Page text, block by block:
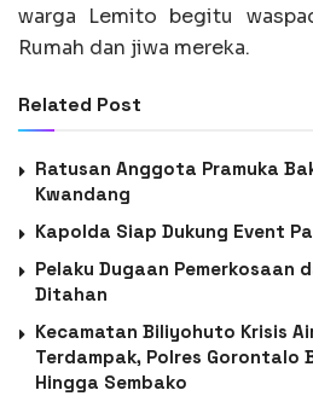
warga Lemito begitu
Rumah dan jiwa mereka.
Related Post
Ratusan Anggota Pramuka
Kwandang
Kapolda Siap Dukung Event
Pelaku Dugaan Pemerkosaan
Ditahan
Kecamatan Biliyohuto Krisis
Terdampak, Polres Gorontalo
Hingga Sembako